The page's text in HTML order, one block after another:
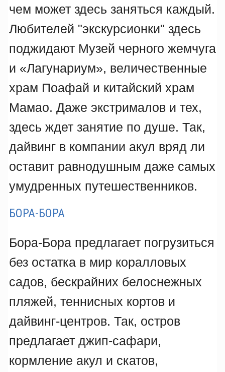
чем может здесь заняться каждый.
Любителей "экскурсионки" здесь
поджидают Музей черного жемчуга
и «Лагунариум», величественные
храм Поафай и китайский храм
Мамао. Даже экстрималов и тех,
здесь ждет занятие по душе. Так,
дайвинг в компании акул вряд ли
оставит равнодушным даже самых
умудренных путешественников.
БОРА-БОРА
Бора-Бора предлагает погрузиться
без остатка в мир коралловых
садов, бескрайних белоснежных
пляжей, теннисных кортов и
дайвинг-центров. Так, остров
предлагает джип-сафари,
кормление акул и скатов,